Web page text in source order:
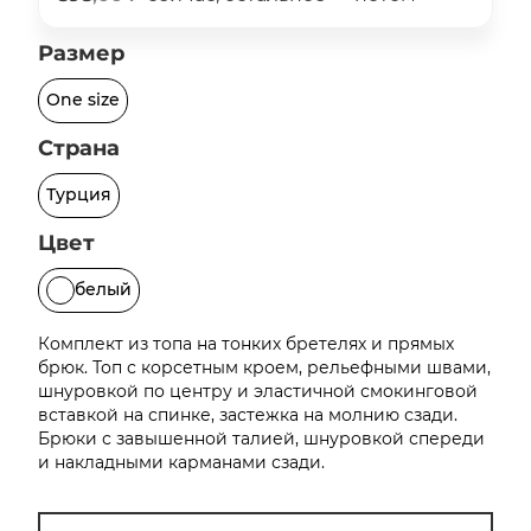
Размер
One size
Страна
Турция
Цвет
белый
Комплект из топа на тонких бретелях и прямых
брюк. Топ с корсетным кроем, рельефными швами,
шнуровкой по центру и эластичной смокинговой
вставкой на спинке, застежка на молнию сзади.
Брюки с завышенной талией, шнуровкой спереди
и накладными карманами сзади.
недели